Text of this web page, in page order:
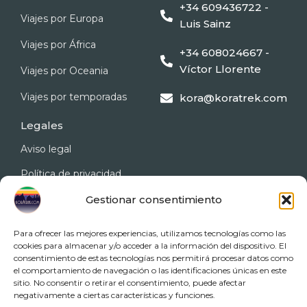
Gestionar consentimiento
Para ofrecer las mejores experiencias, utilizamos tecnologías como las
cookies para almacenar y/o acceder a la información del dispositivo. El
consentimiento de estas tecnologías nos permitirá procesar datos como
el comportamiento de navegación o las identificaciones únicas en este
sitio. No consentir o retirar el consentimiento, puede afectar
negativamente a ciertas características y funciones.
Viajes por Europa
Viajes por África
Viajes por Oceania
Viajes por temporadas
+34 609436722 -
Luis Sainz
+34 608024667 -
Víctor Llorente
kora@koratrek.com
Legales
Aviso legal
Política de privacidad
Política de cookies
Condicionado general de
contratación